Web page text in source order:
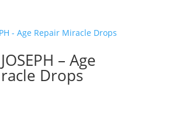
– Age
Drops